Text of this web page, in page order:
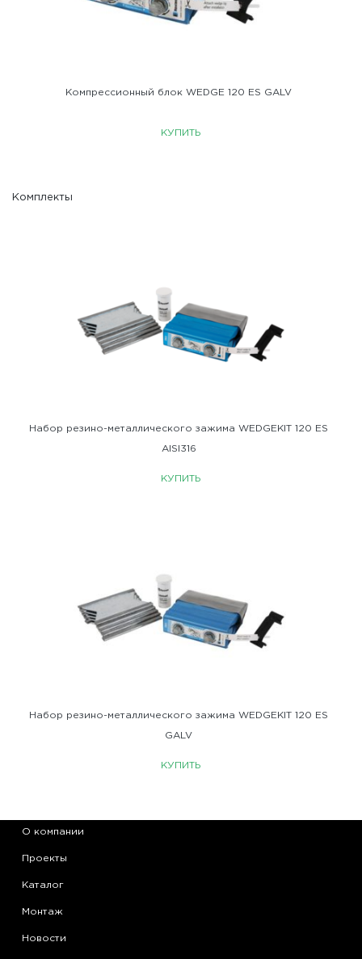
Компрессионный блок WEDGE 120 ES GALV
КУПИТЬ
Комплекты
Набор резино-металлического зажима WEDGEKIT 120 ES
AISI316
КУПИТЬ
Набор резино-металлического зажима WEDGEKIT 120 ES
GALV
КУПИТЬ
О компании
Проекты
Каталог
Монтаж
Новости